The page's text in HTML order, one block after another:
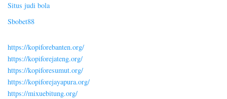
Situs judi bola
Sbobet88
https://kopiforebanten.org/
https://kopiforejateng.org/
https://kopiforesumut.org/
https://kopiforejayapura.org/
https://mixuebitung.org/